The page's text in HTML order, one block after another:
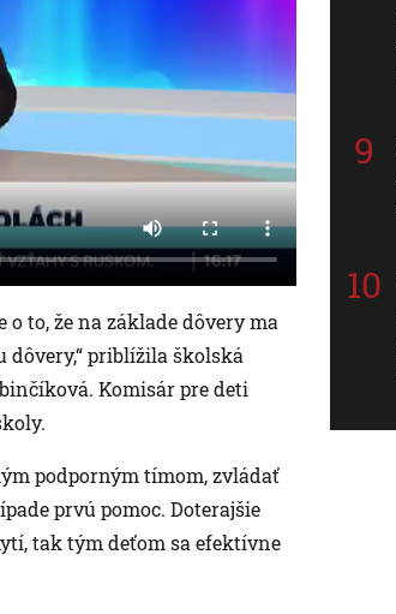
to, že na základe dôvery ma
dôvery,“ priblížila školská
Komisár pre deti
podporným tímom, zvládať
prvú pomoc. Doterajšie
tak tým deťom sa efektívne